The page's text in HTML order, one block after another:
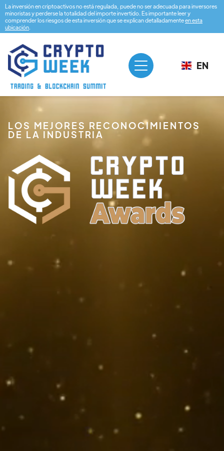
La inversión en criptoactivos no está regulada, puede no ser adecuada para inversores
minoristas y perderse la totalidad del importe invertido. Es importante leer y
comprender los riesgos de esta inversión que se explican detalladamenteen esta
ubicación.
EN
LOS MEJORES RECONOCIMIENTOS
DE LA INDUSTRIA